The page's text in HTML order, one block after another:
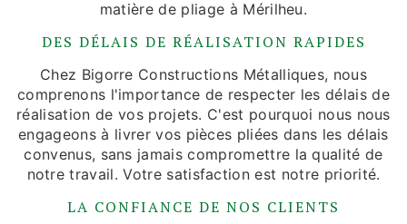
matière de pliage à Mérilheu.
DES DÉLAIS DE RÉALISATION RAPIDES
Chez Bigorre Constructions Métalliques, nous
comprenons l'importance de respecter les délais de
réalisation de vos projets. C'est pourquoi nous nous
engageons à livrer vos pièces pliées dans les délais
convenus, sans jamais compromettre la qualité de
notre travail. Votre satisfaction est notre priorité.
LA CONFIANCE DE NOS CLIENTS